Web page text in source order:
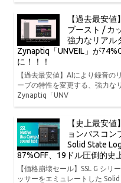
【過去最安
ブースト / カ
強力なリアル
Zynaptiq「UNVEIL」が
に！！！
【過去最安値】AIにより録音
ーブの特性を変更する、強力な
Zynaptiq「UNV
【史上最安
ョンバスコン
Solid State
87%OFF、19ドル圧倒的史
【価格崩壊セール】SSL G シ
ッサーをエミュレートした